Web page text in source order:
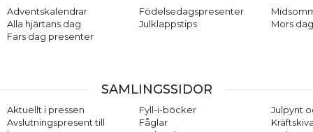
Adventskalendrar
Alla hjärtans dag
Fars dag presenter
Födelsedagspresenter
Julklappstips
Mors
SAMLINGSSIDOR
Aktuellt i pressen
Avslutningspresent till
Fyll-i-böcker
Fåglar
Julpynt